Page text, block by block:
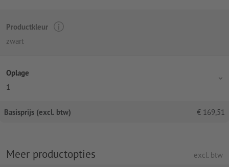
Productkleur
zwart
Oplage
1
Basisprijs (excl. btw) € 169,51
Meer productopties excl. btw